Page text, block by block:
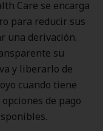
Care se encarga
para reducir sus
una derivación.
su
y liberarlo de
cuando tiene
de pago